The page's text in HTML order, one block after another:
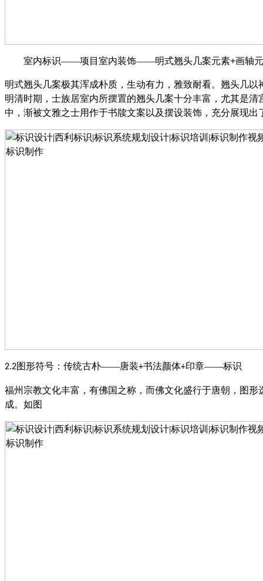
室内标识——项目室内装饰——明式翘头几案元素+画轴
明式翘头几案极其浑成朴质，生动有力，雅致耐看。翘头几
明清时期，士族居室内所摆置的翘头几案十分丰富，尤其是清
中，渐被文雅之士用作于书牍文案以及摆设装饰，充分展现出
2.2图形符号：传统古朴——唐装+书法颜体+印章——标识
福州宗教文化丰富，有佛国之称，而佛文化盛行于唐朝，图
成。 如图